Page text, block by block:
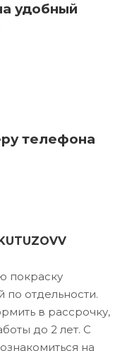
удобный
телефона
покраску
по отдельности.
в рассрочку,
до 2 лет. С
на